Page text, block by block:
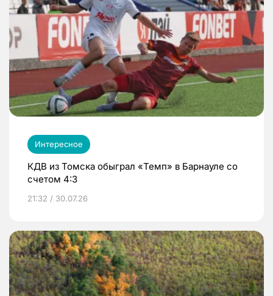
Интересное
КДВ из Томска обыграл «Темп» в Барнауле со
счетом 4:3
21:32 / 30.07.26